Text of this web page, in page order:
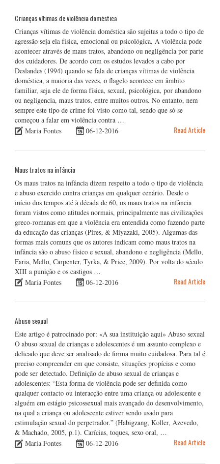
Crianças vítimas de violência doméstica
Crianças vítimas de violência doméstica são sujeitas a todo o tipo de
agressão seja ela física, emocional ou psicológica. A violência pode
acontecer através de maus tratos, abandono ou negligência por parte
dos cuidadores. De acordo com os estudos levados a cabo por
Deslandes (1994) quando se fala de crianças vítimas de violência
doméstica, a maioria das vezes, o flagelo acontece em âmbito
familiar, seja ele de forma física, sexual, psicológica, por abandono
ou negligencia, maus tratos, entre muitos outros. No entanto, nem
sempre este tipo de crime foi visto como tal, sendo que só se
começou a falar em violência contra …
Maria Fontes
06-12-2016 Read Article
Maus tratos na infância
Os maus tratos na infância dizem respeito a todo o tipo de violência
e abuso exercido contra crianças em qualquer cenário. Desde o
início dos tempos até à década de 60, os maus tratos na infância
foram vistos como atitudes normais, principalmente nas civilizações
greco-romanas em que a violência era entendida como fazendo parte
da educação das crianças (Pires, & Miyazaki, 2005). Algumas das
formas mais comuns que os autores indicam como maus tratos na
infância são o abuso físico e sexual, abandono e negligência (Mello,
Faria, Mello, Carpenter, Tyrka, & Price, 2009). Por volta do século
XIII a punição e os castigos …
Maria Fontes
06-12-2016 Read Article
Abuso sexual
Este artigo é patrocinado por: «A sua instituição aqui» Abuso sexual
O abuso sexual de crianças e adolescentes é um assunto complexo e
delicado que deve ser analisado de forma muito cuidadosa. Para tal é
preciso compreender em que consiste, situações propícias e como
pode ser detectado. Definição de abuso sexual de crianças e
adolescentes: “Esta forma de violência pode ser definida como
qualquer contacto ou interacção entre uma criança ou adolescente e
alguém em estágio psicossexual mais avançado do desenvolvimento,
na qual a criança ou adolescente estiver sendo usado para
estimulação sexual do perpetrador.” (Habigzang, Koller, Azevedo,
& Machado, 2005, p.1). Carícias, toques, sexo oral, …
Maria Fontes
06-12-2016 Read Article